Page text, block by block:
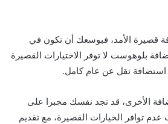
قصيرة الأمد، فبوسعك أن تكون في
بلوهوست لا توفر الاختيارات القصيرة
تقل عن عام كامل.
الأخرى، قد تجد نفسك مجبرا على
توافر الخيارات القصيرة، مع تقديم